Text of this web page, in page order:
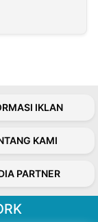
IKLAN
KAMI
PARTNER